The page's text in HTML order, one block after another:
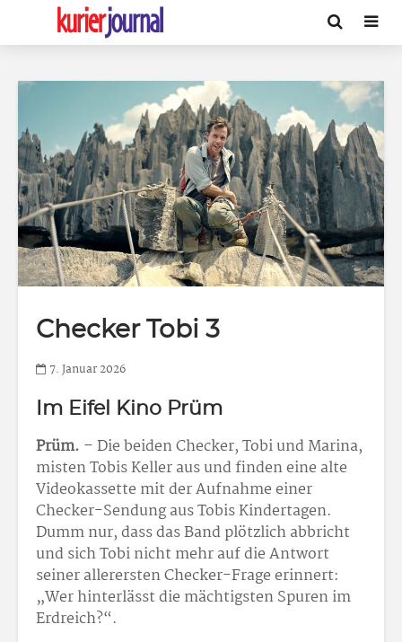
Checker Tobi 3
7. Januar 2026
Im Eifel Kino Prüm
Prüm. – Die beiden Checker, Tobi und Marina,
misten Tobis Keller aus und finden eine alte
Videokassette mit der Aufnahme einer
Checker-Sendung aus Tobis Kindertagen.
Dumm nur, dass das Band plötzlich abbricht
und sich Tobi nicht mehr auf die Antwort
seiner allerersten Checker-Frage erinnert:
„Wer hinterlässt die mächtigsten Spuren im
Erdreich?“.